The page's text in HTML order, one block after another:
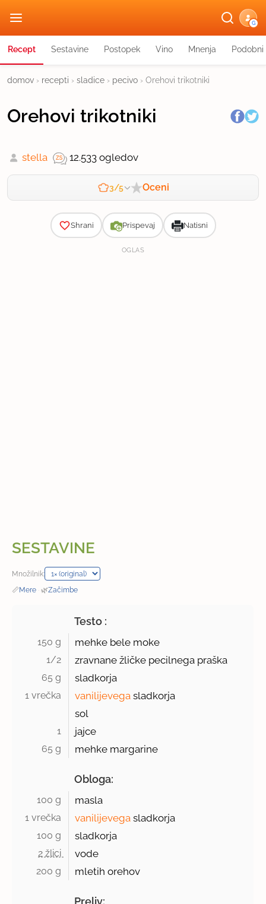
G
Recept Sestavine Postopek Vino Mnenja
domov › recepti › sladice › pecivo › Orehovi trikotniki
Orehovi trikotniki
stella 12.533 ogledov
3/5 Oceni
Shrani Prispevaj Natisni
OGLAS
SESTAVINE
Množilnik:
📏Mere · 🌿Začimbe
Testo :
150 g mehke bele moke
1/2 zravnane žličke pecilnega praška
65 g sladkorja
1 vrečka vanilijevega sladkorja
sol
1 jajce
65 g mehke margarine
Obloga:
100 g masla
1 vrečka vanilijevega sladkorja
100 g sladkorja
2 žlici vode
200 g mletih orehov